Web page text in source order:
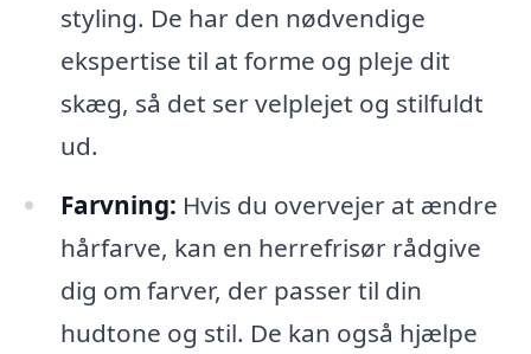
styling. De har den nødvendige
ekspertise til at forme og pleje dit
skæg, så det ser velplejet og stilfuldt
ud.
Farvning: Hvis du overvejer at ændre
hårfarve, kan en herrefrisør rådgive
dig om farver, der passer til din
hudtone og stil. De kan også hjælpe